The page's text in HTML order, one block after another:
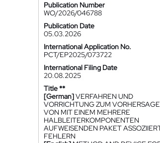
Publication Number
WO/2026/046788
Publication Date
05.03.2026
International Application No.
PCT/EP2025/073722
International Filing Date
20.08.2025
Title **
[German]VERFAHREN UND
VORRICHTUNG ZUM
VON MIT EINEM MEHRERE
HALBLEITERKOMPONENTEN
AUFWEISENDEN PAKET
FEHLERN